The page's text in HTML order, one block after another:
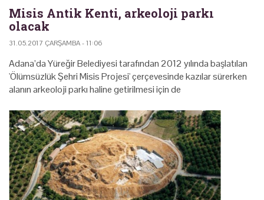
Misis Antik Kenti, arkeoloji parkı
olacak
31.05.2017 ÇARŞAMBA - 11:06
Adana’da Yüreğir Belediyesi tarafından 2012 yılında başlatılan
'Ölümsüzlük Şehri Misis Projesi' çerçevesinde kazılar sürerken
alanın arkeoloji parkı haline getirilmesi için de